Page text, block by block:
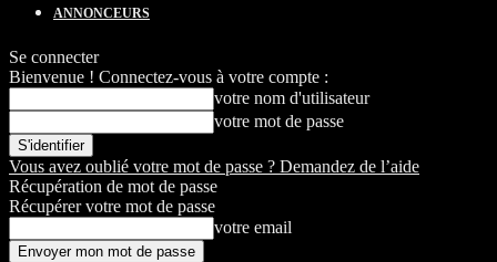
ANNONCEURS
Se connecter
Bienvenue ! Connectez-vous à votre compte :
votre nom d'utilisateur
votre mot de passe
Vous avez oublié votre mot de passe ? Demandez de l’aide
Récupération de mot de passe
Récupérer votre mot de passe
votre email